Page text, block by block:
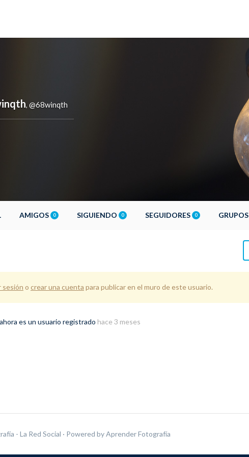
, @68winqth
AMIGOS 0 SIGUIENDO 0 SEGUIDORES 0 GRUPOS
sesión o crear una cuenta para publicar en el muro de este usuario.
ahora es un usuario registrado hace 3 meses
- La Red Social · Powered byAprender Fotografía